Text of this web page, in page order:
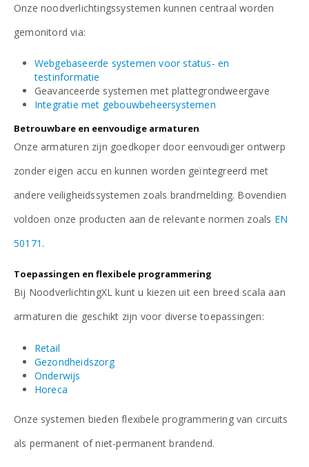
Onze noodverlichtingssystemen kunnen centraal worden
gemonitord via:
Webgebaseerde systemen voor status- en
testinformatie
Geavanceerde systemen met plattegrondweergave
Integratie met gebouwbeheersystemen
Betrouwbare en eenvoudige armaturen
Onze armaturen zijn goedkoper door eenvoudiger ontwerp
zonder eigen accu en kunnen worden geïntegreerd met
andere veiligheidssystemen zoals brandmelding. Bovendien
voldoen onze producten aan de relevante normen zoals EN
50171 .
Toepassingen en flexibele programmering
Bij NoodverlichtingXL kunt u kiezen uit een breed scala aan
armaturen die geschikt zijn voor diverse toepassingen:
Retail
Gezondheidszorg
Onderwijs
Horeca
Onze systemen bieden flexibele programmering van circuits
als permanent of niet-permanent brandend.